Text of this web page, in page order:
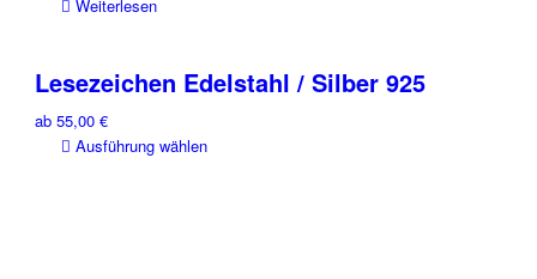
auf
Weiterlesen
Lesezeichen Edelstahl / Silber 925
ab55,00€
Ausführung wählen